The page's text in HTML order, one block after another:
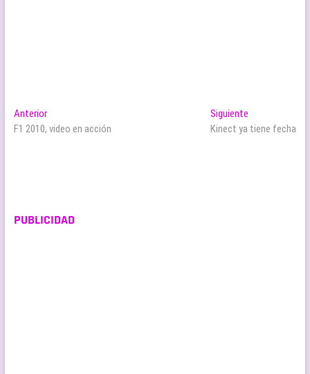
Navegación
de
AnteriorEntrada
anterior:
F1 2010, video en acción
Siguiente
siguiente:
Kinect ya tiene fecha
PUBLICIDAD